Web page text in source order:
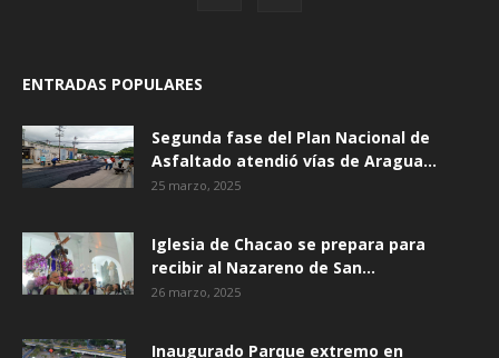
ENTRADAS POPULARES
Segunda fase del Plan Nacional de
Asfaltado atendió vías de Aragua...
25 marzo, 2025
Iglesia de Chacao se prepara para
recibir al Nazareno de San...
26 marzo, 2025
Inaugurado Parque extremo en